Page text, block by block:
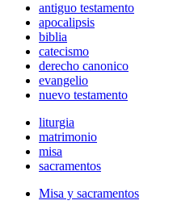
antiguo testamento
apocalipsis
biblia
catecismo
derecho canonico
evangelio
nuevo testamento
liturgia
matrimonio
misa
sacramentos
Misa y sacramentos